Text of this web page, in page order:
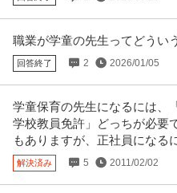
職業が学童の先生ってどうい
回答終了 2 2026/01/05
学童保育の先生になるには、
学校教員免許」どっちが必要
もありますが、正社員になる
解決済み 5 2011/02/02